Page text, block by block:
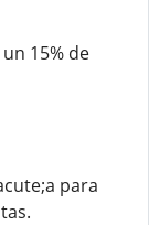
15% de
para